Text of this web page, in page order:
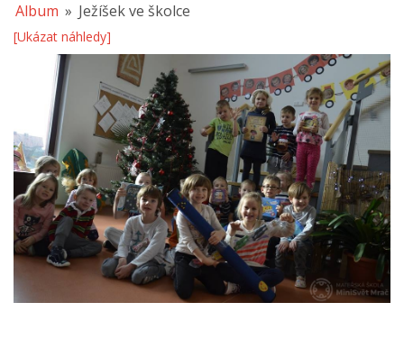
Album » Ježíšek ve školce
[Ukázat náhledy]